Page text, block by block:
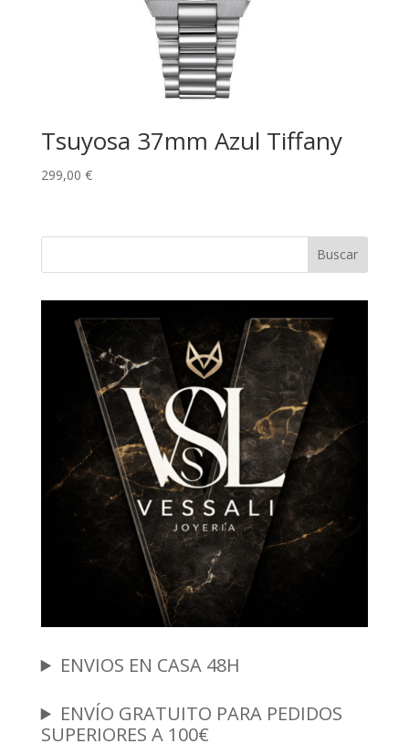
Tsuyosa 37mm Azul Tiffany
299,00 €
Buscar
ENVIOS EN CASA 48H
ENVÍO GRATUITO PARA PEDIDOS
SUPERIORES A 100€